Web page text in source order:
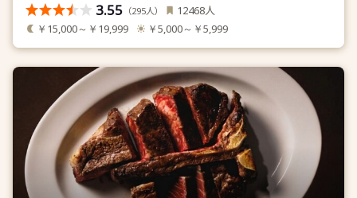
3.55 （295人） 12468人
￥15,000～￥19,999 ￥5,000～￥5,999